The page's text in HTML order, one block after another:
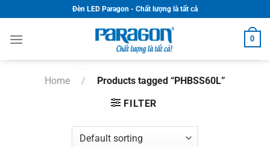
to
content
Đèn LED Paragon - Chất lượng là tất cả
0
Home /
Products tagged “PHBSS60L”
FILTER